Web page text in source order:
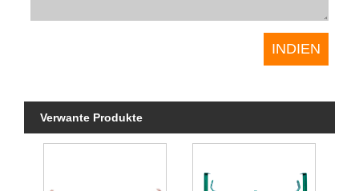
Verwante Produkte